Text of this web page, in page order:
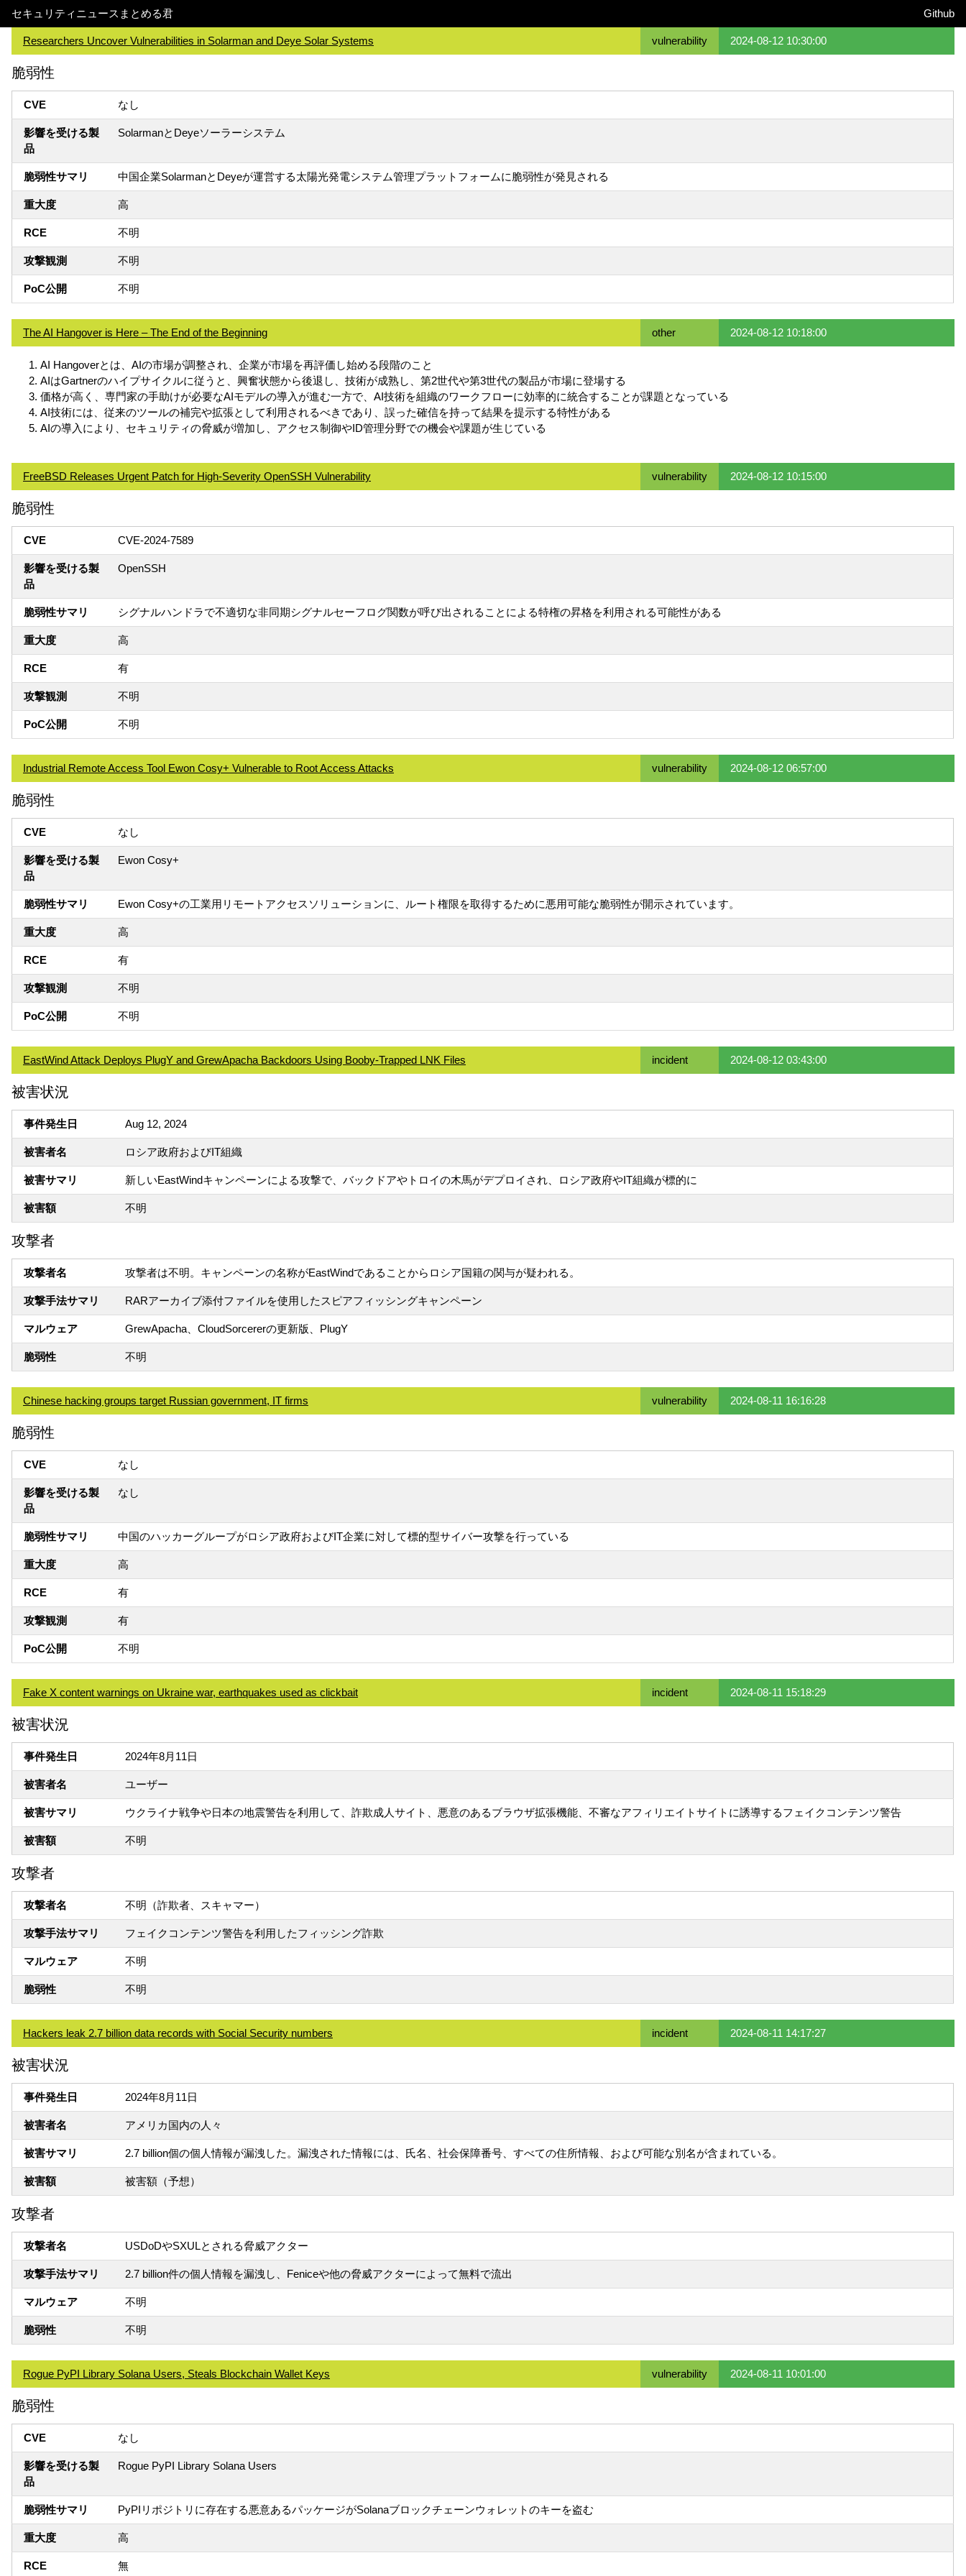
セキュリティニュースまとめる君 Github
Researchers Uncover Vulnerabilities in Solarman and Deye Solar Systems vulnerability 2024-08-12 10:30:00
脆弱性
CVE なし
影響を受ける製
品
SolarmanとDeyeソーラーシステム
脆弱性サマリ 中国企業SolarmanとDeyeが運営する太陽光発電システム管理プラットフォームに脆弱性が発見される
重大度 高
RCE 不明
攻撃観測 不明
PoC公開 不明
The AI Hangover is Here – The End of the Beginning other 2024-08-12 10:18:00
AI Hangoverとは、AIの市場が調整され、企業が市場を再評価し始める段階のこと
AIはGartnerのハイプサイクルに従うと、興奮状態から後退し、技術が成熟し、第2世代や第3世代の製品が市場に登場する
価格が高く、専門家の手助けが必要なAIモデルの導入が進む一方で、AI技術を組織のワークフローに効率的に統合することが課題となっている
AI技術には、従来のツールの補完や拡張として利用されるべきであり、誤った確信を持って結果を提示する特性がある
AIの導入により、セキュリティの脅威が増加し、アクセス制御やID管理分野での機会や課題が生じている
FreeBSD Releases Urgent Patch for High-Severity OpenSSH Vulnerability vulnerability 2024-08-12 10:15:00
脆弱性
CVE CVE-2024-7589
影響を受ける製
品
OpenSSH
脆弱性サマリ シグナルハンドラで不適切な非同期シグナルセーフログ関数が呼び出されることによる特権の昇格を利用される可能性がある
重大度 高
RCE 有
攻撃観測 不明
PoC公開 不明
Industrial Remote Access Tool Ewon Cosy+ Vulnerable to Root Access Attacks vulnerability 2024-08-12 06:57:00
脆弱性
CVE なし
影響を受ける製
品
Ewon Cosy+
脆弱性サマリ Ewon Cosy+の工業用リモートアクセスソリューションに、ルート権限を取得するために悪用可能な脆弱性が開示されています。
重大度 高
RCE 有
攻撃観測 不明
PoC公開 不明
EastWind Attack Deploys PlugY and GrewApacha Backdoors Using Booby-Trapped LNK Files incident 2024-08-12 03:43:00
被害状況
事件発生日 Aug 12, 2024
被害者名 ロシア政府およびIT組織
被害サマリ 新しいEastWindキャンペーンによる攻撃で、バックドアやトロイの木馬がデプロイされ、ロシア政府やIT組織が標的に
被害額 不明
攻撃者
攻撃者名 攻撃者は不明。キャンペーンの名称がEastWindであることからロシア国籍の関与が疑われる。
攻撃手法サマリ RARアーカイブ添付ファイルを使用したスピアフィッシングキャンペーン
マルウェア GrewApacha、CloudSorcererの更新版、PlugY
脆弱性 不明
Chinese hacking groups target Russian government, IT firms vulnerability 2024-08-11 16:16:28
脆弱性
CVE なし
影響を受ける製
品
なし
脆弱性サマリ 中国のハッカーグループがロシア政府およびIT企業に対して標的型サイバー攻撃を行っている
重大度 高
RCE 有
攻撃観測 有
PoC公開 不明
Fake X content warnings on Ukraine war, earthquakes used as clickbait incident 2024-08-11 15:18:29
被害状況
事件発生日 2024年8月11日
被害者名 ユーザー
被害サマリ ウクライナ戦争や日本の地震警告を利用して、詐欺成人サイト、悪意のあるブラウザ拡張機能、不審なアフィリエイトサイトに誘導するフェイクコンテンツ警告
被害額 不明
攻撃者
攻撃者名 不明（詐欺者、スキャマー）
攻撃手法サマリ フェイクコンテンツ警告を利用したフィッシング詐欺
マルウェア 不明
脆弱性 不明
Hackers leak 2.7 billion data records with Social Security numbers incident 2024-08-11 14:17:27
被害状況
事件発生日 2024年8月11日
被害者名 アメリカ国内の人々
被害サマリ 2.7 billion個の個人情報が漏洩した。漏洩された情報には、氏名、社会保障番号、すべての住所情報、および可能な別名が含まれている。
被害額 被害額（予想）
攻撃者
攻撃者名 USDoDやSXULとされる脅威アクター
攻撃手法サマリ 2.7 billion件の個人情報を漏洩し、Feniceや他の脅威アクターによって無料で流出
マルウェア 不明
脆弱性 不明
Rogue PyPI Library Solana Users, Steals Blockchain Wallet Keys vulnerability 2024-08-11 10:01:00
脆弱性
CVE なし
影響を受ける製
品
Rogue PyPI Library Solana Users
脆弱性サマリ PyPIリポジトリに存在する悪意あるパッケージがSolanaブロックチェーンウォレットのキーを盗む
重大度 高
RCE 無